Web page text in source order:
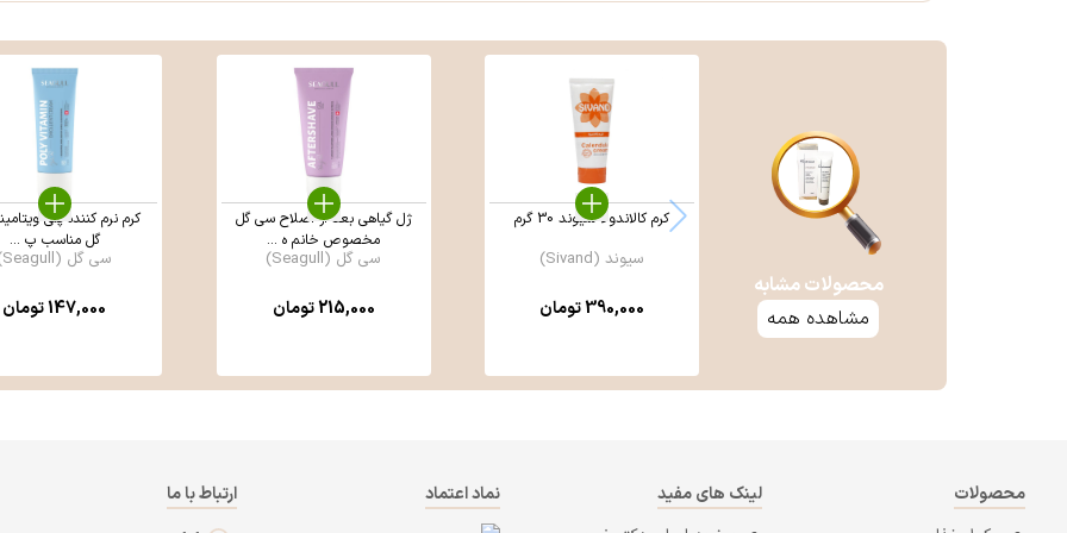
محصولات مشابه
مشاهده همه
کرم کالاندولا سیوند 30 گرم
سیوند (Sivand)
390,000تومان
ژل گیاهی بعد از اصلاح سی گل
مخصوص خانم ه ...
سی گل (Seagull)
215,000تومان
کرم نرم کننده پلی
گل مناسب پ ...
سی گل (Seagull)
147,000تومان
محصولات
لینک های مفید
نماد اعتماد
ارتباط با ما